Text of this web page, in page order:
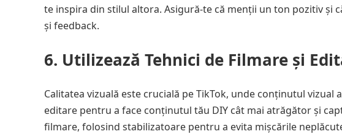
te inspira din stilul altora. Asigură-te că menții un ton pozitiv
și feedback.
6. Utilizează Tehnici de Filmare și
Calitatea vizuală este crucială pe TikTok, unde conținutul
editare pentru a face conținutul tău DIY cât mai atrăgător și
filmare, folosind stabilizatoare pentru a evita mișcările